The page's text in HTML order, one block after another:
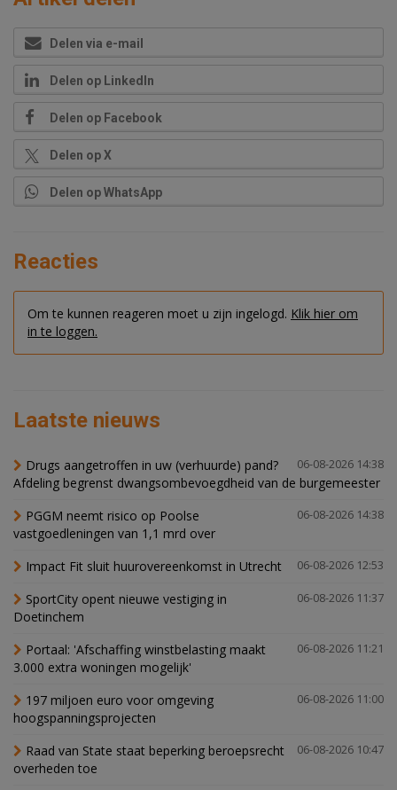
Delen via e-mail
Delen op LinkedIn
Delen op Facebook
Delen op X
Delen op WhatsApp
Reacties
Om te kunnen reageren moet u zijn ingelogd. Klik hier om
in te loggen.
Laatste nieuws
06-08-2026 14:38
Drugs aangetroffen in uw (verhuurde) pand?
Afdeling begrenst dwangsombevoegdheid van de burgemeester
06-08-2026 14:38
PGGM neemt risico op Poolse
vastgoedleningen van 1,1 mrd over
06-08-2026 12:53
Impact Fit sluit huurovereenkomst in Utrecht
06-08-2026 11:37
SportCity opent nieuwe vestiging in
Doetinchem
06-08-2026 11:21
Portaal: 'Afschaffing winstbelasting maakt
3.000 extra woningen mogelijk'
06-08-2026 11:00
197 miljoen euro voor omgeving
hoogspanningsprojecten
06-08-2026 10:47
Raad van State staat beperking beroepsrecht
overheden toe